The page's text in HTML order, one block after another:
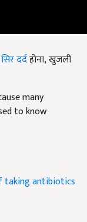
सिर दर्दहोना, खुजली
many
to know
taking antibiotics